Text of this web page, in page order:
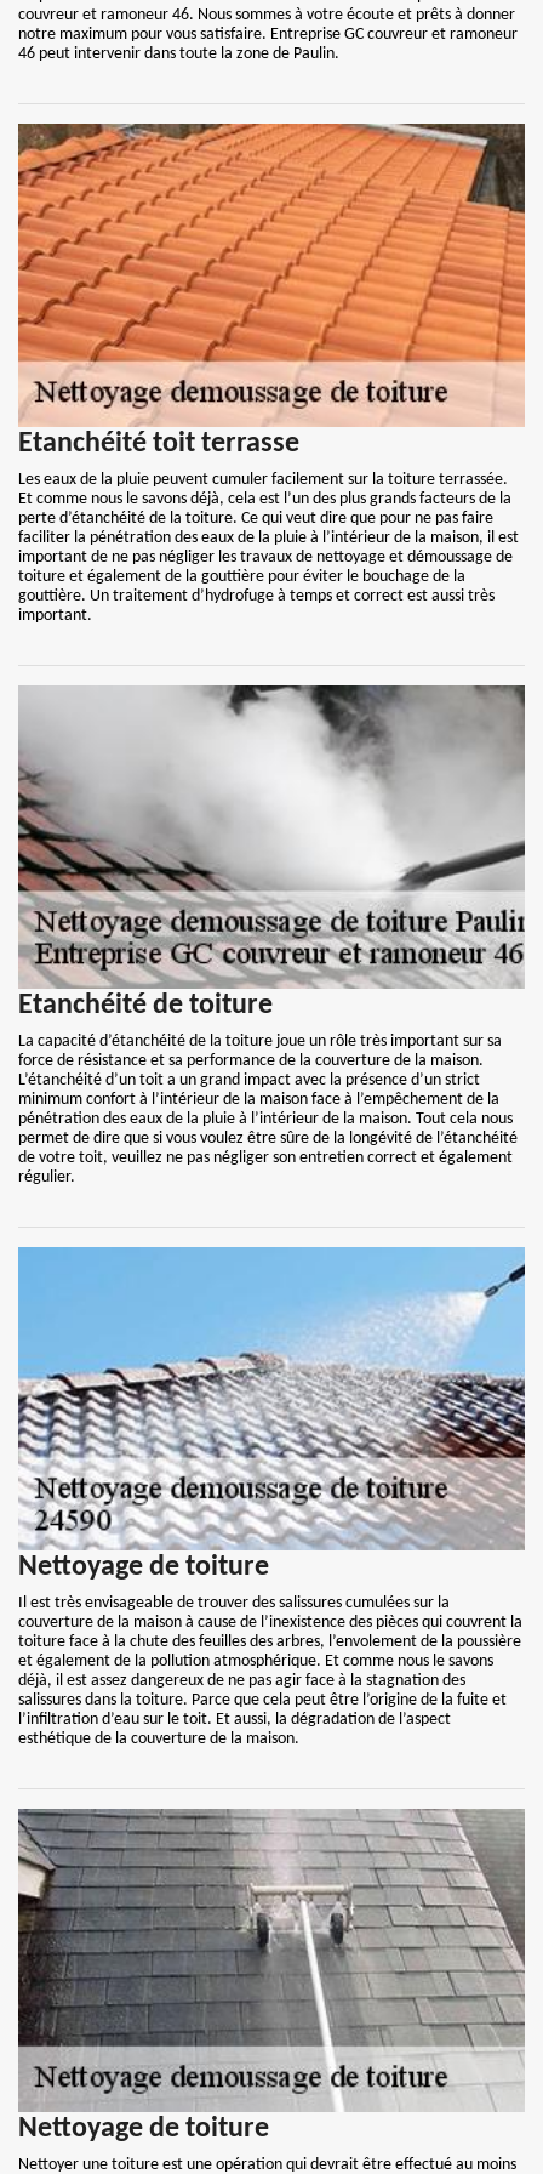
couvreur et ramoneur 46. Nous sommes à votre écoute et prêts à donner
notre maximum pour vous satisfaire. Entreprise GC couvreur et ramoneur
46 peut intervenir dans toute la zone de Paulin.
Etanchéité toit terrasse
Les eaux de la pluie peuvent cumuler facilement sur la toiture terrassée.
Et comme nous le savons déjà, cela est l’un des plus grands facteurs de la
perte d’étanchéité de la toiture. Ce qui veut dire que pour ne pas faire
faciliter la pénétration des eaux de la pluie à l’intérieur de la maison, il est
important de ne pas négliger les travaux de nettoyage et démoussage de
toiture et également de la gouttière pour éviter le bouchage de la
gouttière. Un traitement d’hydrofuge à temps et correct est aussi très
important.
Etanchéité de toiture
La capacité d’étanchéité de la toiture joue un rôle très important sur sa
force de résistance et sa performance de la couverture de la maison.
L’étanchéité d’un toit a un grand impact avec la présence d’un strict
minimum confort à l’intérieur de la maison face à l’empêchement de la
pénétration des eaux de la pluie à l’intérieur de la maison. Tout cela nous
permet de dire que si vous voulez être sûre de la longévité de l’étanchéité
de votre toit, veuillez ne pas négliger son entretien correct et également
régulier.
Nettoyage de toiture
Il est très envisageable de trouver des salissures cumulées sur la
couverture de la maison à cause de l’inexistence des pièces qui couvrent la
toiture face à la chute des feuilles des arbres, l’envolement de la poussière
et également de la pollution atmosphérique. Et comme nous le savons
déjà, il est assez dangereux de ne pas agir face à la stagnation des
salissures dans la toiture. Parce que cela peut être l’origine de la fuite et
l’infiltration d’eau sur le toit. Et aussi, la dégradation de l’aspect
esthétique de la couverture de la maison.
Nettoyage de toiture
Nettoyer une toiture est une opération qui devrait être effectué au moins